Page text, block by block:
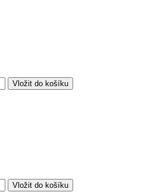
Vložit do košíku
Vložit do košíku